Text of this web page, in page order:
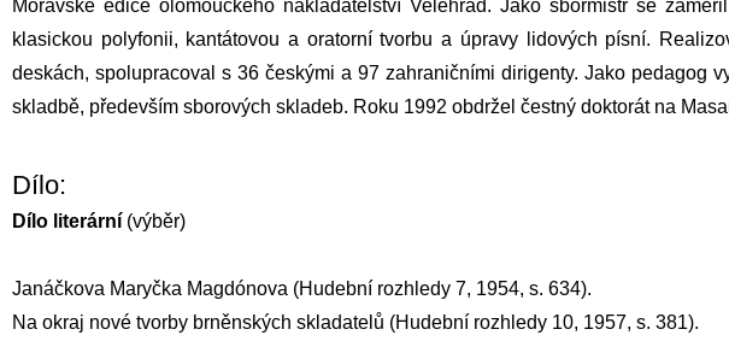
Moravské edice olomouckého nakladatelství Velehrad. Jako sbormistr se
klasickou polyfonii, kantátovou a oratorní tvorbu a úpravy lidových písní.
deskách, spolupracoval s 36 českými a 97 zahraničními dirigenty. Jako pedagog
skladbě, především sborových skladeb. Roku 1992 obdržel čestný doktorát na
Dílo:
Dílo literární (výběr)
Janáčkova Maryčka Magdónova (Hudební rozhledy 7, 1954, s. 634).
Na okraj nové tvorby brněnských skladatelů (Hudební rozhledy 10, 1957, s. 381).